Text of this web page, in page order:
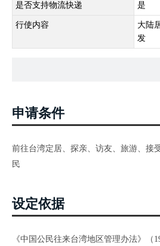
是否支持物流快递 是
行使内容
大陆
发
申请条件
前往台湾定居、探亲、访友、旅游、接
民
设定依据
《中国公民往来台湾地区管理办法》（